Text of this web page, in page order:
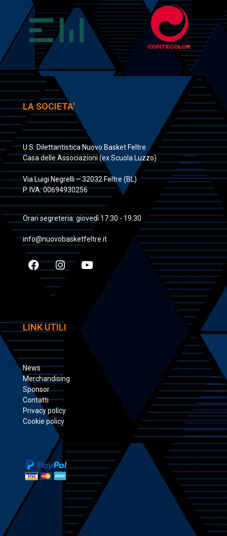
LA SOCIETA'
U.S. Dilettantistica Nuovo Basket Feltre
Casa delle Associazioni (ex Scuola Luzzo)
Via Luigi Negrelli – 32032 Feltre (BL)
P. IVA: 00694930256
Orari segreteria: giovedì 17:30 - 19:30
info@nuovobasketfeltre.it
LINK UTILI
News
Merchandising
Sponsor
Contatti
Privacy policy
Cookie policy